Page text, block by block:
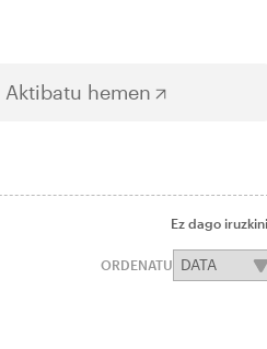
Aktibatu hemen
Ez dago
ORDENATU